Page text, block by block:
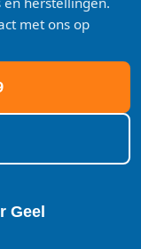
met ons op
Geel